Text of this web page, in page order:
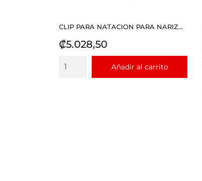
CLIP PARA NATACION PARA NARIZ...
Precio
₡5.028,50
Añadir al carrito